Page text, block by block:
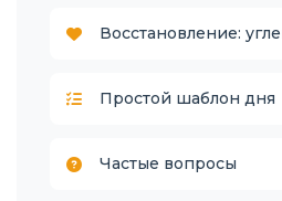
Восстановление:
Простой шаблон дня
Частые вопросы